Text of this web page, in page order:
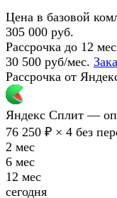
Цена в базовой
305 000 руб.
Рассрочка до 12
30 500 руб/мес.
Рассрочка от
Яндекс Сплит —
76 250 ₽ × 4 без
2 мес
6 мес
12 мес
сегодня